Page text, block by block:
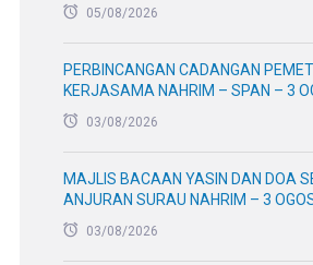
05/08/2026
PERBINCANGAN CADANGAN
KERJASAMA NAHRIM – SPAN – 3
03/08/2026
MAJLIS BACAAN YASIN DAN DOA
ANJURAN SURAU NAHRIM – 3
03/08/2026